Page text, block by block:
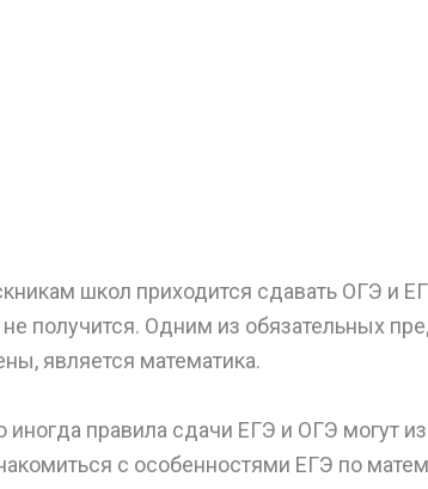
школ приходится сдавать ОГЭ и
не получится. Одним из обязательных
является математика.
иногда правила сдачи ЕГЭ и ОГЭ могут
с особенностями ЕГЭ по